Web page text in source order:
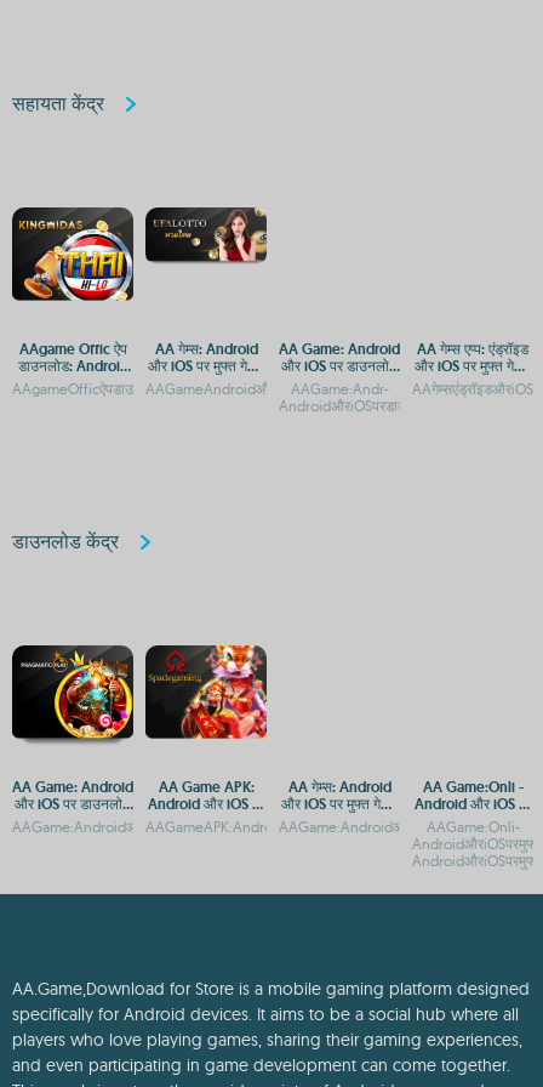
सहायता केंद्र
AAgame Offic ऐप
डाउनलोड: Android
और iOS प्लेटफ़ॉर्म पर
गेमिंग एक्सेस
AA गेम्स: Android
और iOS पर मुफ्त गेमिंग
का आनंद
AA Game: Android
और iOS पर डाउनलोड
और एक्सेस गाइड
AAGame:Andr-
AA गेम्स एप्प: एंड्रॉइड
और iOS पर मुफ्त गेमिंग
का आनंद
डाउनलोड केंद्र
AA Game: Android
और iOS पर डाउनलोड
करने का तरीका
AA Game APK:
Android और iOS पर
डाउनलोड करें
AA गेम्स: Android
और iOS पर मुफ्त गेमिंग
का आनंद
AA Game:Onli -
Android और iOS पर
मुफ्त डाउनलोड
AAGame:Onli-
AA.Game,Download for Store is a mobile gaming platform designed
specifically for Android devices. It aims to be a social hub where all